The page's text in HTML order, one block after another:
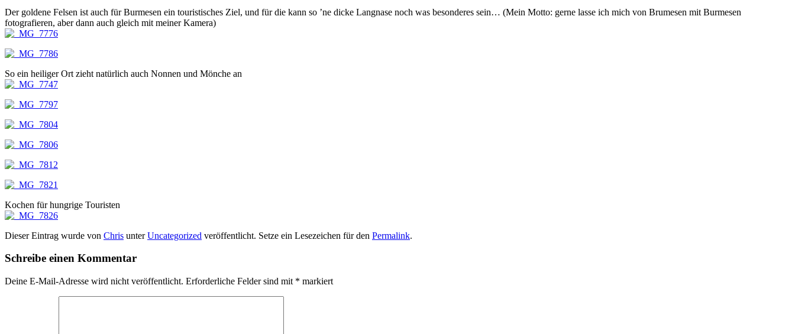
Der goldene Felsen ist auch für Burmesen ein touristisches Ziel, und für die kann so ’ne dicke Langnase noch was besonderes sein… (Mein Motto: gerne lasse ich mich von Brumesen mit Burmesen
fotografieren, aber dann auch gleich mit meiner Kamera)
So ein heiliger Ort zieht natürlich auch Nonnen und Mönche an
Kochen für hungrige Touristen
Dieser Eintrag wurde von Chris unterUncategorized veröffentlicht. Setze ein Lesezeichen für den Permalink.
Schreibe einen Kommentar
Deine E-Mail-Adresse wird nicht veröffentlicht. Erforderliche Felder sind mit * markiert